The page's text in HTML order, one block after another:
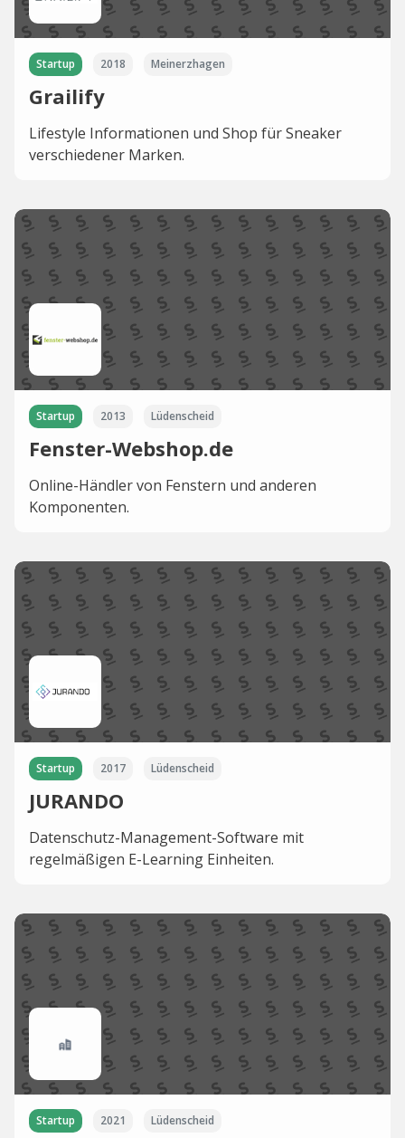
Startup 2018 Meinerzhagen
Grailify
Lifestyle Informationen und Shop für Sneaker
verschiedener Marken.
Startup 2013 Lüdenscheid
Fenster-Webshop.de
Online-Händler von Fenstern und anderen
Komponenten.
Startup 2017 Lüdenscheid
JURANDO
Datenschutz-Management-Software mit
regelmäßigen E-Learning Einheiten.
Startup 2021 Lüdenscheid